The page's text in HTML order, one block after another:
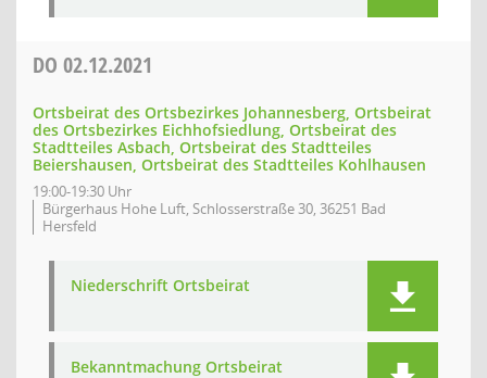
DO 02.12.2021
Ortsbeirat des Ortsbezirkes Johannesberg, Ortsbeirat
des Ortsbezirkes Eichhofsiedlung, Ortsbeirat des
Stadtteiles Asbach, Ortsbeirat des Stadtteiles
Beiershausen, Ortsbeirat des Stadtteiles Kohlhausen
19:00-19:30 Uhr
Bürgerhaus Hohe Luft, Schlosserstraße 30, 36251 Bad
Hersfeld
Niederschrift Ortsbeirat
Bekanntmachung Ortsbeirat